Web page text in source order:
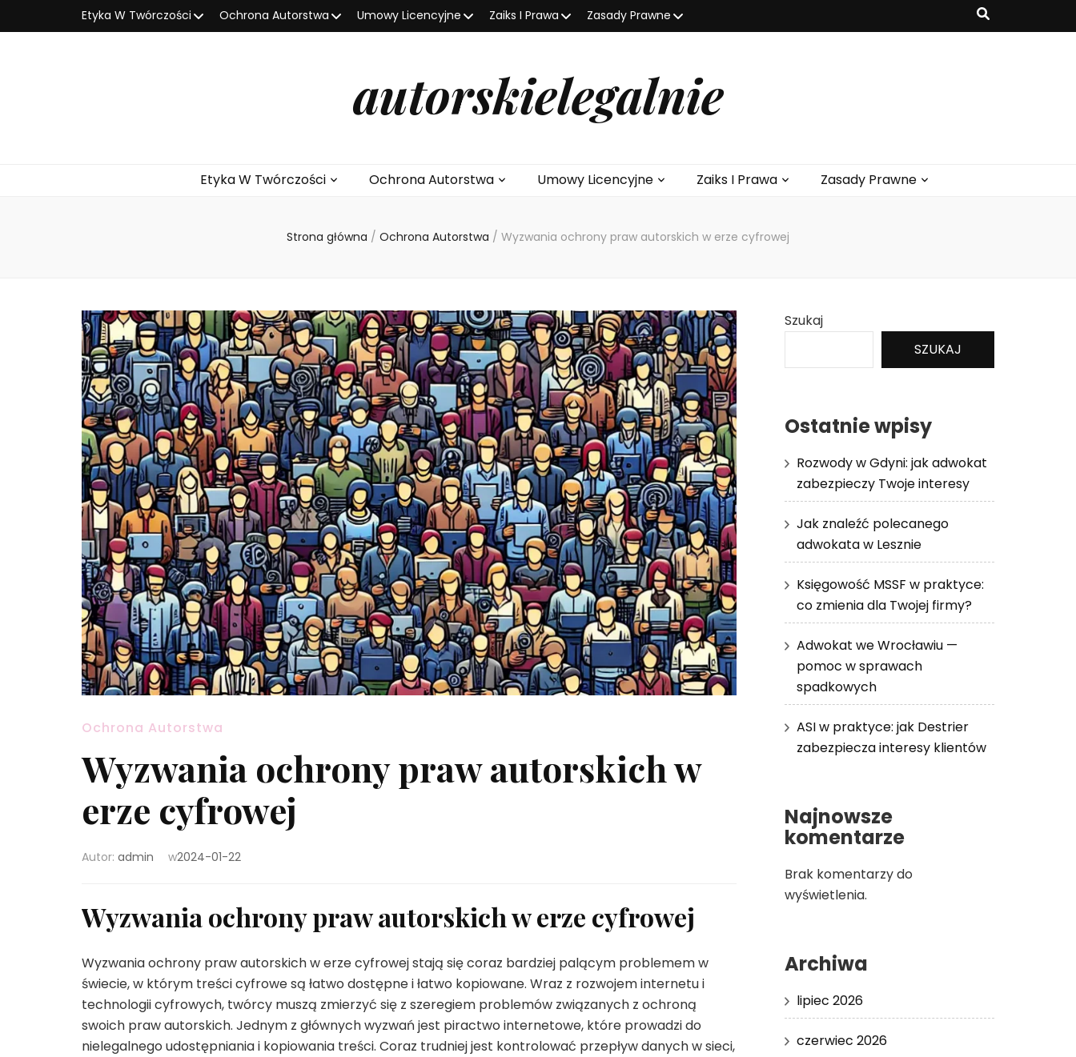
Etyka W Twórczości Ochrona Autorstwa Umowy Licencyjne Zaiks I Prawa Zasady Prawne
autorskielegalnie
Etyka W Twórczości Ochrona Autorstwa Umowy Licencyjne Zaiks I Prawa Zasady Prawne
Strona główna / Ochrona Autorstwa / Wyzwania ochrony praw autorskich w erze cyfrowej
Ochrona Autorstwa
Wyzwania ochrony praw autorskich w
erze cyfrowej
Autor: admin w2024-01-22
Wyzwania ochrony praw autorskich w erze cyfrowej
Wyzwania ochrony praw autorskich w erze cyfrowej stają się coraz bardziej palącym problemem w
świecie, w którym treści cyfrowe są łatwo dostępne i łatwo kopiowane. Wraz z rozwojem internetu i
technologii cyfrowych, twórcy muszą zmierzyć się z szeregiem problemów związanych z ochroną
swoich praw autorskich. Jednym z głównych wyzwań jest piractwo internetowe, które prowadzi do
nielegalnego udostępniania i kopiowania treści. Coraz trudniej jest kontrolować przepływ danych w sieci,
Szukaj
SZUKAJ
Ostatnie wpisy
Rozwody w Gdyni: jak adwokat
zabezpieczy Twoje interesy
Jak znaleźć polecanego
adwokata w Lesznie
Księgowość MSSF w praktyce:
co zmienia dla Twojej firmy?
Adwokat we Wrocławiu —
pomoc w sprawach
spadkowych
ASI w praktyce: jak Destrier
zabezpiecza interesy klientów
Najnowsze
komentarze
Brak komentarzy do
wyświetlenia.
Archiwa
lipiec 2026
czerwiec 2026